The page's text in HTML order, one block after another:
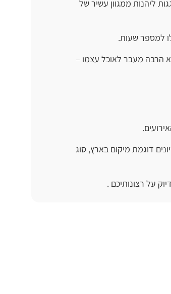
ליהנות ממגוון עשיר של
למספר שעות.
הרבה מעבר לאוכל עצמו –
דוגמת מיקום בארץ, סוג
על רצונותיכם .